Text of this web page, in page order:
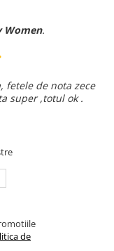
Women.
fetele de nota zece
super ,totul ok .
de